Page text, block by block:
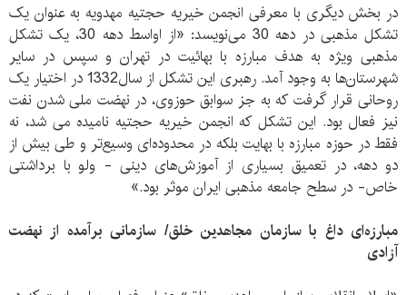
در بخش دیگری با معرفی انجمن خیریه حجتیه مهدویه به عنوان یک
تشکل مذهبی در دهه 30 می‌نویسد: «از اواسط دهه 30، یک تشکل
مذهبی ویژه به هدف مبارزه با بهائیت در تهران و سپس در سایر
شهرستان‌ها به وجود آمد. رهبری این تشکل از سال1332 در اختیار یک
روحانی قرار گرفت که به جز سوابق حوزوی، در نهضت ملی شدن نفت
نیز فعال بود. این تشکل که انجمن خیریه حجتیه نامیده می شد، نه
فقط در حوزه مبارزه با بهایت بلکه در محدوده‌ای وسیع‌تر و طی بیش از
دو دهه، در تعمیق بسیاری از آموزش‌های دینی - ولو با برداشتی
خاص- در سطح جامعه مذهبی ایران موثر بود.»
مبارزه‌ای داغ با سازمان مجاهدین خلق/ سازمانی برآمده از نهضت
آزادی